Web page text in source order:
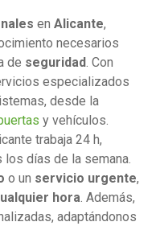
en Alicante,
necesarios
de seguridad. Con
especializados
desde la
y vehículos.
trabaja 24 h,
días de la semana.
o un servicio urgente,
hora. Además,
adaptándonos